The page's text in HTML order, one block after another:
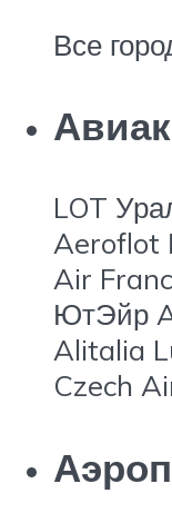
Все
LOT
Aeroflot
Air
ЮтЭйр
Alitalia
Czech